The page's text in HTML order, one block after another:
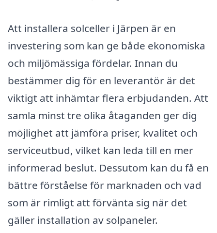
Att installera solceller i Järpen är en
investering som kan ge både ekonomiska
och miljömässiga fördelar. Innan du
bestämmer dig för en leverantör är det
viktigt att inhämtar flera erbjudanden. Att
samla minst tre olika åtaganden ger dig
möjlighet att jämföra priser, kvalitet och
serviceutbud, vilket kan leda till en mer
informerad beslut. Dessutom kan du få en
bättre förståelse för marknaden och vad
som är rimligt att förvänta sig när det
gäller installation av solpaneler.